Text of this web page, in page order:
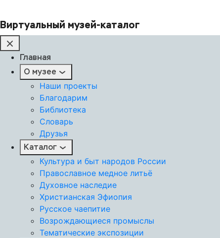
Виртуальный музей-каталог
Главная
О музее
Наши проекты
Благодарим
Библиотека
Словарь
Друзья
Каталог
Культура и быт народов России
Православное медное литьё
Духовное наследие
Христианская Эфиопия
Русское чаепитие
Возрождающиеся промыслы
Тематические экспозиции